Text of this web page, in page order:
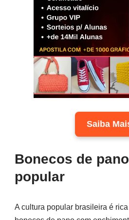
Saiba
Bonecos de
popular
A cultura popular brasileira é